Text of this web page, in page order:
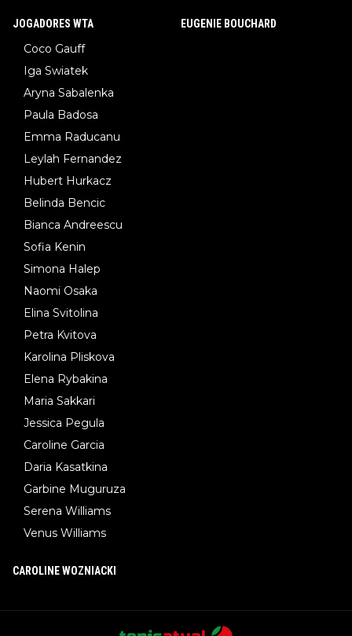
JOGADORES WTA
Coco Gauff
Iga Swiatek
Aryna Sabalenka
Paula Badosa
Emma Raducanu
Leylah Fernandez
Hubert Hurkacz
Belinda Bencic
Bianca Andreescu
Sofia Kenin
Simona Halep
Naomi Osaka
Elina Svitolina
Petra Kvitova
Karolina Pliskova
Elena Rybakina
Maria Sakkari
Jessica Pegula
Caroline Garcia
Daria Kasatkina
Garbine Muguruza
Serena Williams
Venus Williams
EUGENIE BOUCHARD
CAROLINE WOZNIACKI